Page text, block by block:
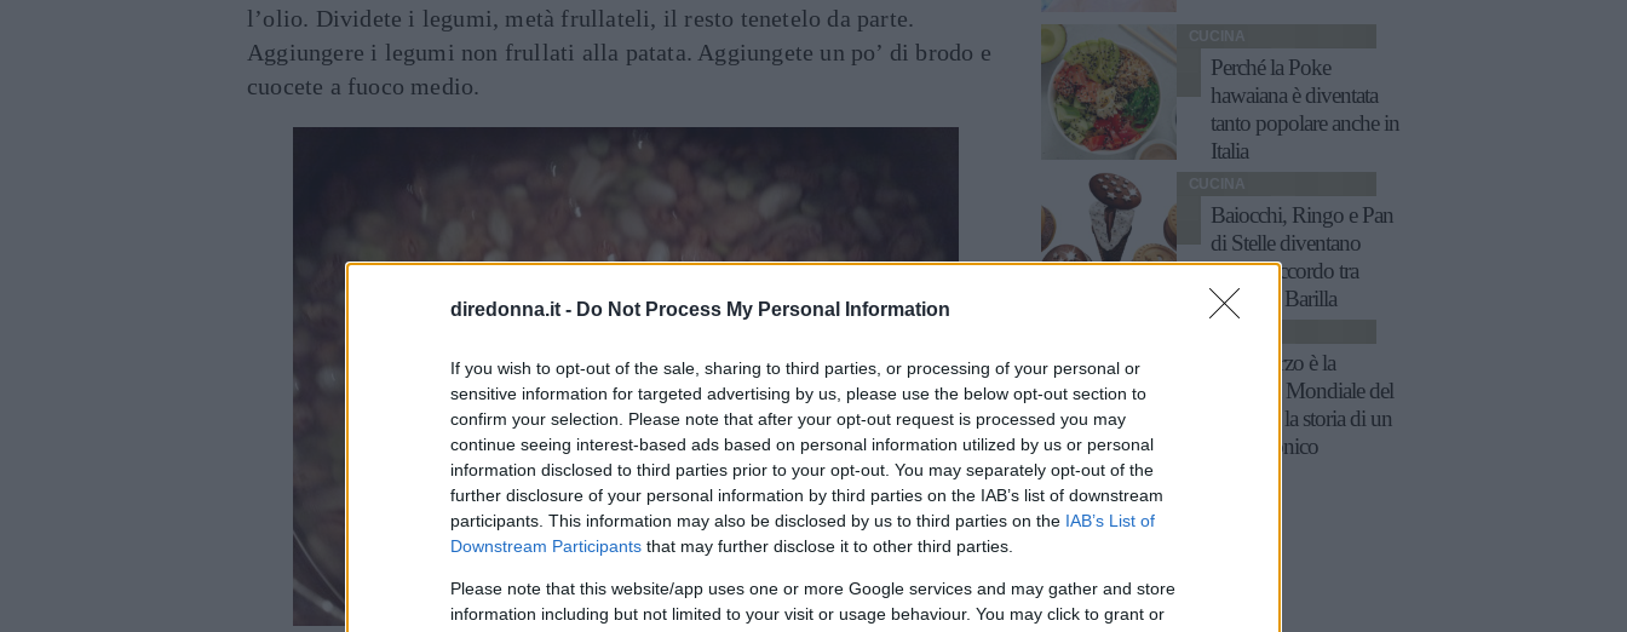
diredonna.it - Do Not Process My Personal Information
If you wish to opt-out of the sale, sharing to third parties, or processing of your personal or
sensitive information for targeted advertising by us, please use the below opt-out section to
confirm your selection. Please note that after your opt-out request is processed you may
continue seeing interest-based ads based on personal information utilized by us or personal
information disclosed to third parties prior to your opt-out. You may separately opt-out of the
further disclosure of your personal information by third parties on the IAB’s list of downstream
participants. This information may also be disclosed by us to third parties on the IAB’s List of
Downstream Participants that may further disclose it to other third parties.
Please note that this website/app uses one or more Google services and may gather and store
information including but not limited to your visit or usage behaviour. You may click to grant or
l’olio. Dividete i legumi, metà frullateli, il resto tenetelo da parte.
Aggiungere i legumi non frullati alla patata. Aggiungete un po’ di brodo e
cuocete a fuoco medio.
CUCINA
Perché la Poke
hawaiana è diventata
tanto popolare anche in
Italia
CUCINA
Baiocchi, Ringo e Pan
di Stelle diventano
gelati: l'accordo tra
Algida e Barilla
Il 21 marzo è la
Giornata Mondiale del
tiramisù: la storia di un
dolce iconico